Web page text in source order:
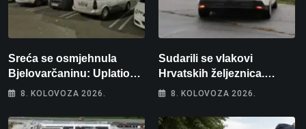
Sreća se osmjehnula
Bjelovarčaninu: Uplatio
samo 4 eura, a osvojio
8. KOLOVOZA 2026.
Sudarili se vlakovi
Hrvatskih željeznica.
Šestero osoba teško
intenzivnoj
8. KOLOVOZA 2026.